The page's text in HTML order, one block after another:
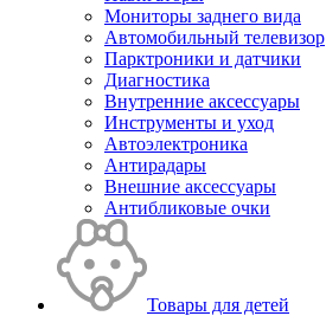
Мониторы заднего вида
Автомобильный телевизор
Парктроники и датчики
Диагностика
Внутренние аксессуары
Инструменты и уход
Автоэлектроника
Антирадары
Внешние аксессуары
Антибликовые очки
Товары для детей